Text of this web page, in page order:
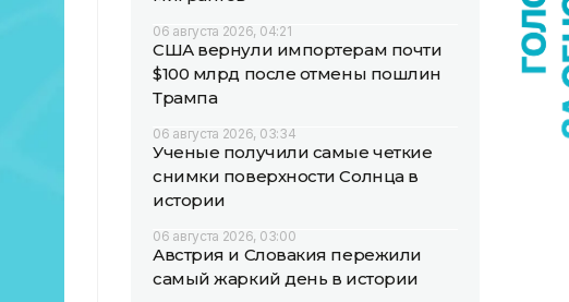
06 августа 2026, 04:21
США вернули импортерам почти
$100 млрд после отмены пошлин
Трампа
06 августа 2026, 03:34
Ученые получили самые четкие
снимки поверхности Солнца в
истории
06 августа 2026, 03:00
Австрия и Словакия пережили
самый жаркий день в истории